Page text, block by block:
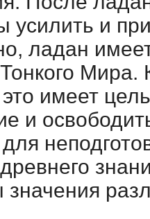
усилить и
ладан
Мира.
это имеет
и
значения